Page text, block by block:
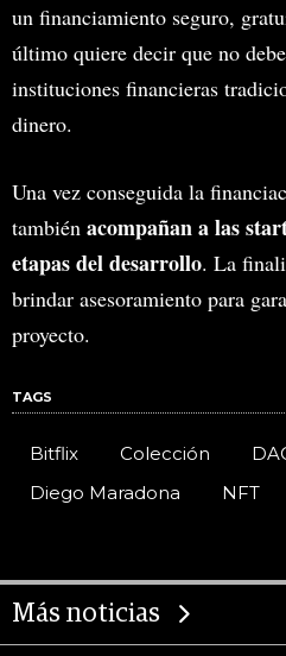
un financiamiento seguro,
último quiere decir que no
instituciones financieras
dinero.
Una vez conseguida la
también acompañan a las
etapas del desarrollo. La
brindar asesoramiento para
proyecto.
TAGS
Bitflix Colección
Diego Maradona
NFT
Más noticias